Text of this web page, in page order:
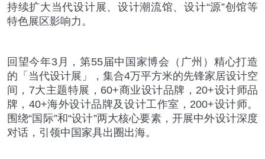
持续扩大当代设计展、设计潮流馆、设计“源”创馆等
特色展区影响力。
回望今年3月，第55届中国家博会（广州）精心打造
的「当代设计展」，集合4万平方米的先锋家居设计空
间， 7大主题特展， 60+商业设计品牌， 20+设计师品
牌， 40+海外设计品牌及设计工作室， 200+设计师。
围绕“国际”和“设计”两大核心要素，开展中外设计深度
对话，引领中国家具出圈出海。